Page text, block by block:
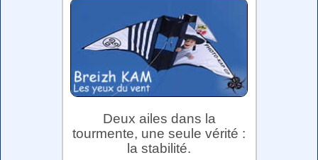
Deux ailes dans la
tourmente, une seule vérité :
la stabilité.